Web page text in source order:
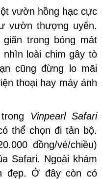
vườn hồng hạc cực
vườn thượng uyển.
trong bóng mát
nhìn loài chim gây tò
cũng đừng lo mãi
thoại hay máy ảnh
Vinpearl Safari
thể chọn đi tản bộ.
đồng/vé/chiều)
Safari. Ngoài khám
đẹp. Ở đây còn có